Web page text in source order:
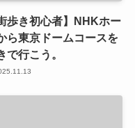
歩き初心者】NHKホー
ら東京ドームコースを
で行こう。